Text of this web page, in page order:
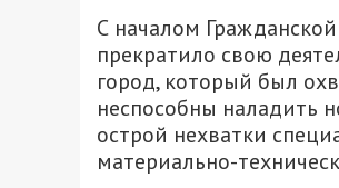
С началом
прекратило свою
город, который был
неспособны наладить
острой нехватки
материально-